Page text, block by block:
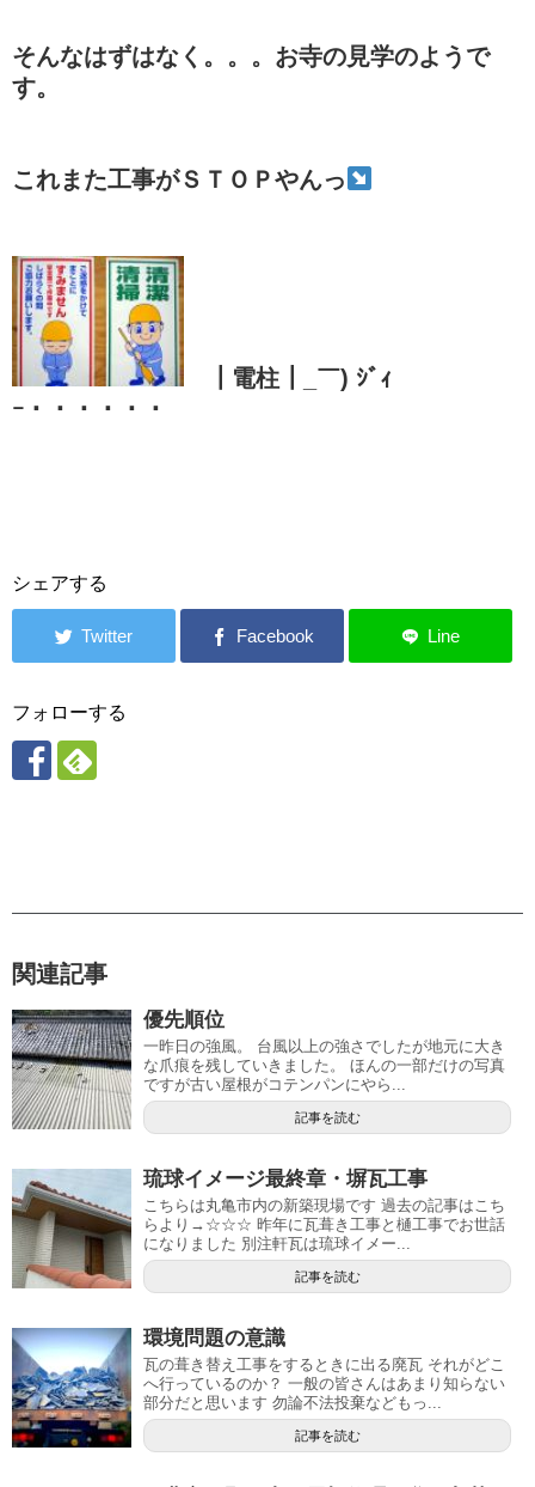
そんなはずはなく。。。お寺の見学のようで
す。
これまた工事がＳＴＯＰやんっ
┃電柱┃_￣) ｼﾞｨ
ｰ・・・・・・
シェアする
フォローする
関連記事
優先順位
一昨日の強風。 台風以上の強さでしたが地元に大き
な爪痕を残していきました。 ほんの一部だけの写真
ですが古い屋根がコテンパンにやら...
記事を読む
琉球イメージ最終章・塀瓦工事
こちらは丸亀市内の新築現場です 過去の記事はこち
らより→☆☆☆ 昨年に瓦葺き工事と樋工事でお世話
になりました 別注軒瓦は琉球イメー...
記事を読む
環境問題の意識
瓦の葺き替え工事をするときに出る廃瓦 それがどこ
へ行っているのか？ 一般の皆さんはあまり知らない
部分だと思います 勿論不法投棄などもっ...
記事を読む